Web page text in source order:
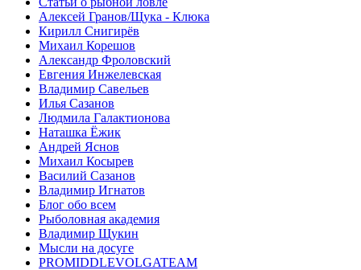
Алексей Гранов/Щука - Клюка
Кирилл Снигирёв
Михаил Корешов
Александр Фроловский
Евгения Инжелевская
Владимир Савельев
Илья Сазанов
Людмила Галактионова
Наташка Ёжик
Андрей Яснов
Михаил Косырев
Василий Сазанов
Владимир Игнатов
Блог обо всем
Рыболовная академия
Владимир Щукин
Мысли на досуге
PROMIDDLEVOLGATEAM